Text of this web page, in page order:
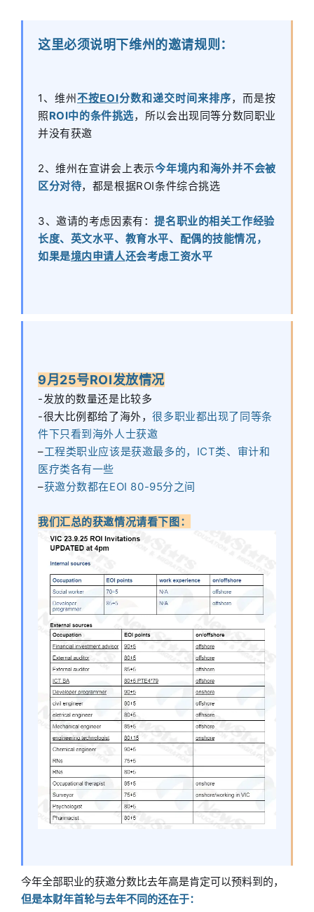
这里必须说明下维州的邀请规则：
1、维州不按EOI分数和递交时间来排序，而是按
照ROI中的条件挑选，所以会出现同等分数同职业
并没有获邀
2、维州在宣讲会上表示今年境内和海外并不会被
区分对待，都是根据ROI条件综合挑选
3、邀请的考虑因素有：提名职业的相关工作经验
长度、英文水平、教育水平、配偶的技能情况，
如果是境内申请人还会考虑工资水平
9月25号ROI发放情况
-发放的数量还是比较多
-很大比例都给了海外，很多职业都出现了同等条
件下只看到海外人士获邀
–工程类职业应该是获邀最多的，ICT类、审计和
医疗类各有一些
–获邀分数都在EOI 80-95分之间
我们汇总的获邀情况请看下图：
今年全部职业的获邀分数比去年高是肯定可以预料到的，
但是本财年首轮与去年不同的还在于：